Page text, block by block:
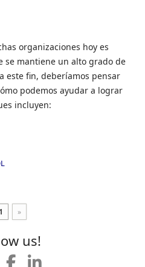
organizaciones hoy es
se mantiene un alto grado de
este fin, deberíamos pensar
podemos ayudar a lograr
incluyen:
1 »
us!